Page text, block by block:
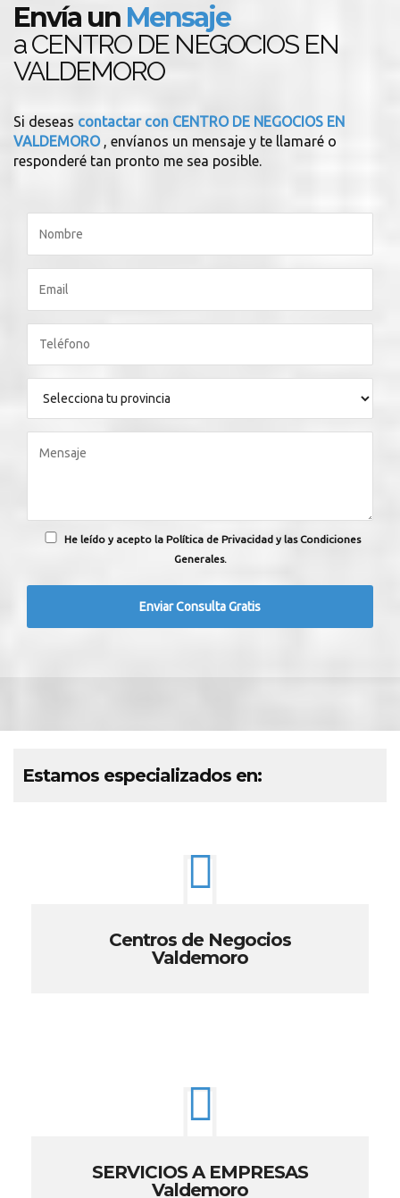
Envía un Mensaje
a CENTRO DE NEGOCIOS EN
VALDEMORO
Si deseas contactar con CENTRO DE NEGOCIOS EN
VALDEMORO , envíanos un mensaje y te llamaré o
responderé tan pronto me sea posible.
He leído y acepto la Política de Privacidad y las Condiciones
Generales.
Estamos especializados en:
Centros de Negocios
Valdemoro
SERVICIOS A EMPRESAS
Valdemoro